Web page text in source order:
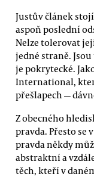
Justův článek
aspoň poslední
Nelze tolerovat
jedné straně.
je pokrytecké.
International,
přešlapech —⁠
Z obecného
pravda. Přesto se
pravda někdy
abstraktní a
těch, kteří v